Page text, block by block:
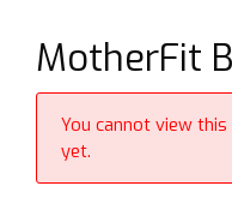
MotherFit
You cannot view
yet.